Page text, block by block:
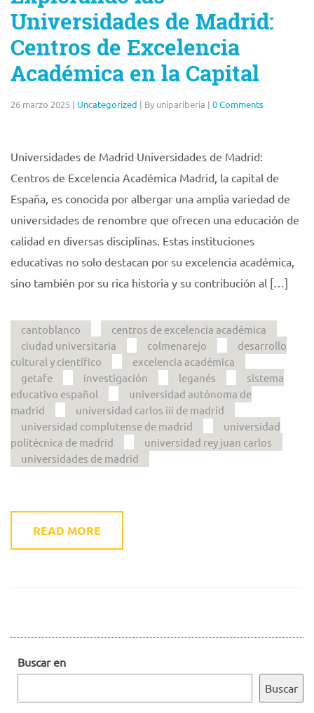
Universidades de Madrid:
Centros de Excelencia
Académica en la Capital
26 marzo 2025 | Uncategorized | By unipariberia | 0 Comments
Universidades de Madrid Universidades de Madrid:
Centros de Excelencia Académica Madrid, la capital de
España, es conocida por albergar una amplia variedad de
universidades de renombre que ofrecen una educación de
calidad en diversas disciplinas. Estas instituciones
educativas no solo destacan por su excelencia académica,
sino también por su rica historia y su contribución al […]
cantoblanco
centros de excelencia académica
ciudad universitaria
colmenarejo
desarrollo
cultural y científico
excelencia académica
getafe
investigación leganés
sistema
educativo español
universidad autónoma de
madrid
universidad carlos iii de madrid
universidad complutense de madrid
universidad
politécnica de madrid
universidad rey juan carlos
universidades de madrid
READ MORE
Buscar en
Buscar